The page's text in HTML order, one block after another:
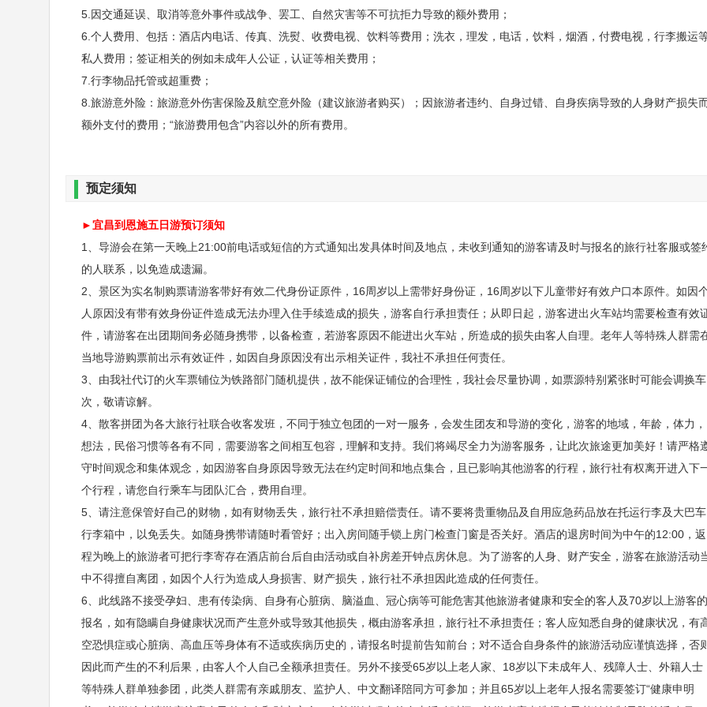
门石林、一线天、绝壁长廊、轿顶山、鞠躬松、一柱香、天路、母子情深等。
不含：大峡谷环保车20元/人必须自理、地面缆车30元/人必须自理
不含：七星寨索道105元/人自愿消费、垂直电梯30元/人自愿消费、手扶电梯30元/人自愿消费
第三天 屏山大峡谷-宣恩夜景
早餐：含早 中餐：自理 晚餐：自理 住宿：恩施
早餐后集合乘车前往【屏山峡谷】（车程约3.5小时，）到达鹤峰县容美镇，游玩景区（游玩时间约3小时）屏山风景如画，那
幽深地缝“一线天”、千尺飞瀑“二等岩”、令人遐想的“三姊妹尖”、易守难攻的“四大关口”、傲然屹立的“五尺门”、风雨沧桑的“六
代”土司爵府、劈荆斩浪的“七丈五”、云海仙境“八卦岩”、田氏家族“九大诗人”，洞府和爵府之间的“十字街”、守护屏山的“百泉
蕴。峡谷溪水清澈见底，景区内乘坐小木船，体验悬浮之感，船行其中犹如太空飞船，被中外游客称之为：“中国仙本那”“东方
后集合乘车前往宣恩，游览【宣恩供水河夜景】（游玩时间约1.5小时）宣恩城的贡水河是一条不大的河，贡水河河上建了一座
桐族特色的风雨桥，正名叫文澜桥，这座桥长80米，宽10米，高约26米。桥下部为钢混结构，五礅四跨，上部为全木质结构、
桥头南北两面有砖石结构的门楼，门楼两边分别立有麒麟和走式独角兽。给人一种大气，壮观之感。贡水河河里建造了长300
米，宽40米，迄今为止中国最大、拥有最长跑泉的内陆河大型音乐喷泉，主喷高70米，设计有水幕电影放映等功能。很值得前
5.因交通延误、取消等意外事件或战争、罢工、自然灾害等不可抗拒力导致的额外费用；
6.个人费用、包括：酒店内电话、传真、洗熨、收费电视、饮料等费用；洗衣，理发，电话，饮料，烟酒，付费电视，行李搬运
私人费用；签证相关的例如未成年人公证，认证等相关费用；
7.行李物品托管或超重费；
8.旅游意外险：旅游意外伤害保险及航空意外险（建议旅游者购买）；因旅游者违约、自身过错、自身疾病导致的人身财产损失
额外支付的费用；“旅游费用包含”内容以外的所有费用。
预定须知
►宜昌到恩施五日游预订须知
1、导游会在第一天晚上21:00前电话或短信的方式通知出发具体时间及地点，未收到通知的游客请及时与报名的旅行社客服或签
的人联系，以免造成遗漏。
2、景区为实名制购票请游客带好有效二代身份证原件，16周岁以上需带好身份证，16周岁以下儿童带好有效户口本原件。如因
人原因没有带有效身份证件造成无法办理入住手续造成的损失，游客自行承担责任；从即日起，游客进出火车站均需要检查有效
件，请游客在出团期间务必随身携带，以备检查，若游客原因不能进出火车站，所造成的损失由客人自理。老年人等特殊人群需
当地导游购票前出示有效证件，如因自身原因没有出示相关证件，我社不承担任何责任。
3、由我社代订的火车票铺位为铁路部门随机提供，故不能保证铺位的合理性，我社会尽量协调，如票源特别紧张时可能会调换车
次，敬请谅解。
4、散客拼团为各大旅行社联合收客发班，不同于独立包团的一对一服务，会发生团友和导游的变化，游客的地域，年龄，体力，
想法，民俗习惯等各有不同，需要游客之间相互包容，理解和支持。我们将竭尽全力为游客服务，让此次旅途更加美好！请严格
守时间观念和集体观念，如因游客自身原因导致无法在约定时间和地点集合，且已影响其他游客的行程，旅行社有权离开进入下
个行程，请您自行乘车与团队汇合，费用自理。
5、请注意保管好自己的财物，如有财物丢失，旅行社不承担赔偿责任。请不要将贵重物品及自用应急药品放在托运行李及大巴车
行李箱中，以免丢失。如随身携带请随时看管好；出入房间随手锁上房门检查门窗是否关好。酒店的退房时间为中午的12:00，返
程为晚上的旅游者可把行李寄存在酒店前台后自由活动或自补房差开钟点房休息。为了游客的人身、财产安全，游客在旅游活动
中不得擅自离团，如因个人行为造成人身损害、财产损失，旅行社不承担因此造成的任何责任。
6、此线路不接受孕妇、患有传染病、自身有心脏病、脑溢血、冠心病等可能危害其他旅游者健康和安全的客人及70岁以上游客的
报名，如有隐瞒自身健康状况而产生意外或导致其他损失，概由游客承担，旅行社不承担责任；客人应知悉自身的健康状况，有
空恐惧症或心脏病、高血压等身体有不适或疾病历史的，请报名时提前告知前台；对不适合自身条件的旅游活动应谨慎选择，否
因此而产生的不利后果，由客人个人自己全额承担责任。另外不接受65岁以上老人家、18岁以下未成年人、残障人士、外籍人士
等特殊人群单独参团，此类人群需有亲戚朋友、监护人、中文翻译陪同方可参加；并且65岁以上老年人报名需要签订“健康申明